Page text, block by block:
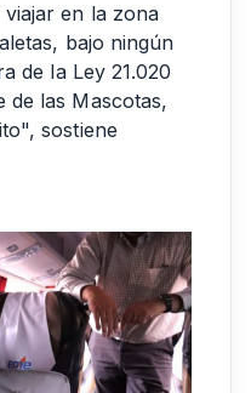
en la zona
bajo ningún
de la Ley 21.020
de las Mascotas,
sostiene